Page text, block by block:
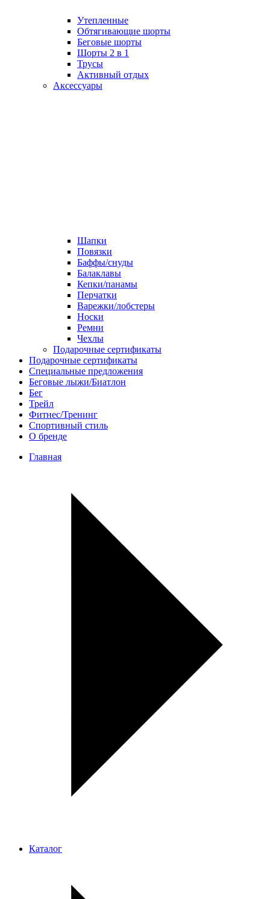
Утепленные
Обтягивающие шорты
Беговые шорты
Шорты 2 в 1
Трусы
Активный отдых
Аксессуары
Шапки
Повязки
Баффы/снуды
Балаклавы
Кепки/панамы
Перчатки
Варежки/лобстеры
Носки
Ремни
Чехлы
Подарочные сертификаты
Подарочные сертификаты
Специальные предложения
Беговые лыжи/Биатлон
Бег
Трейл
Фитнес/Тренинг
Спортивный стиль
О бренде
Главная
Каталог